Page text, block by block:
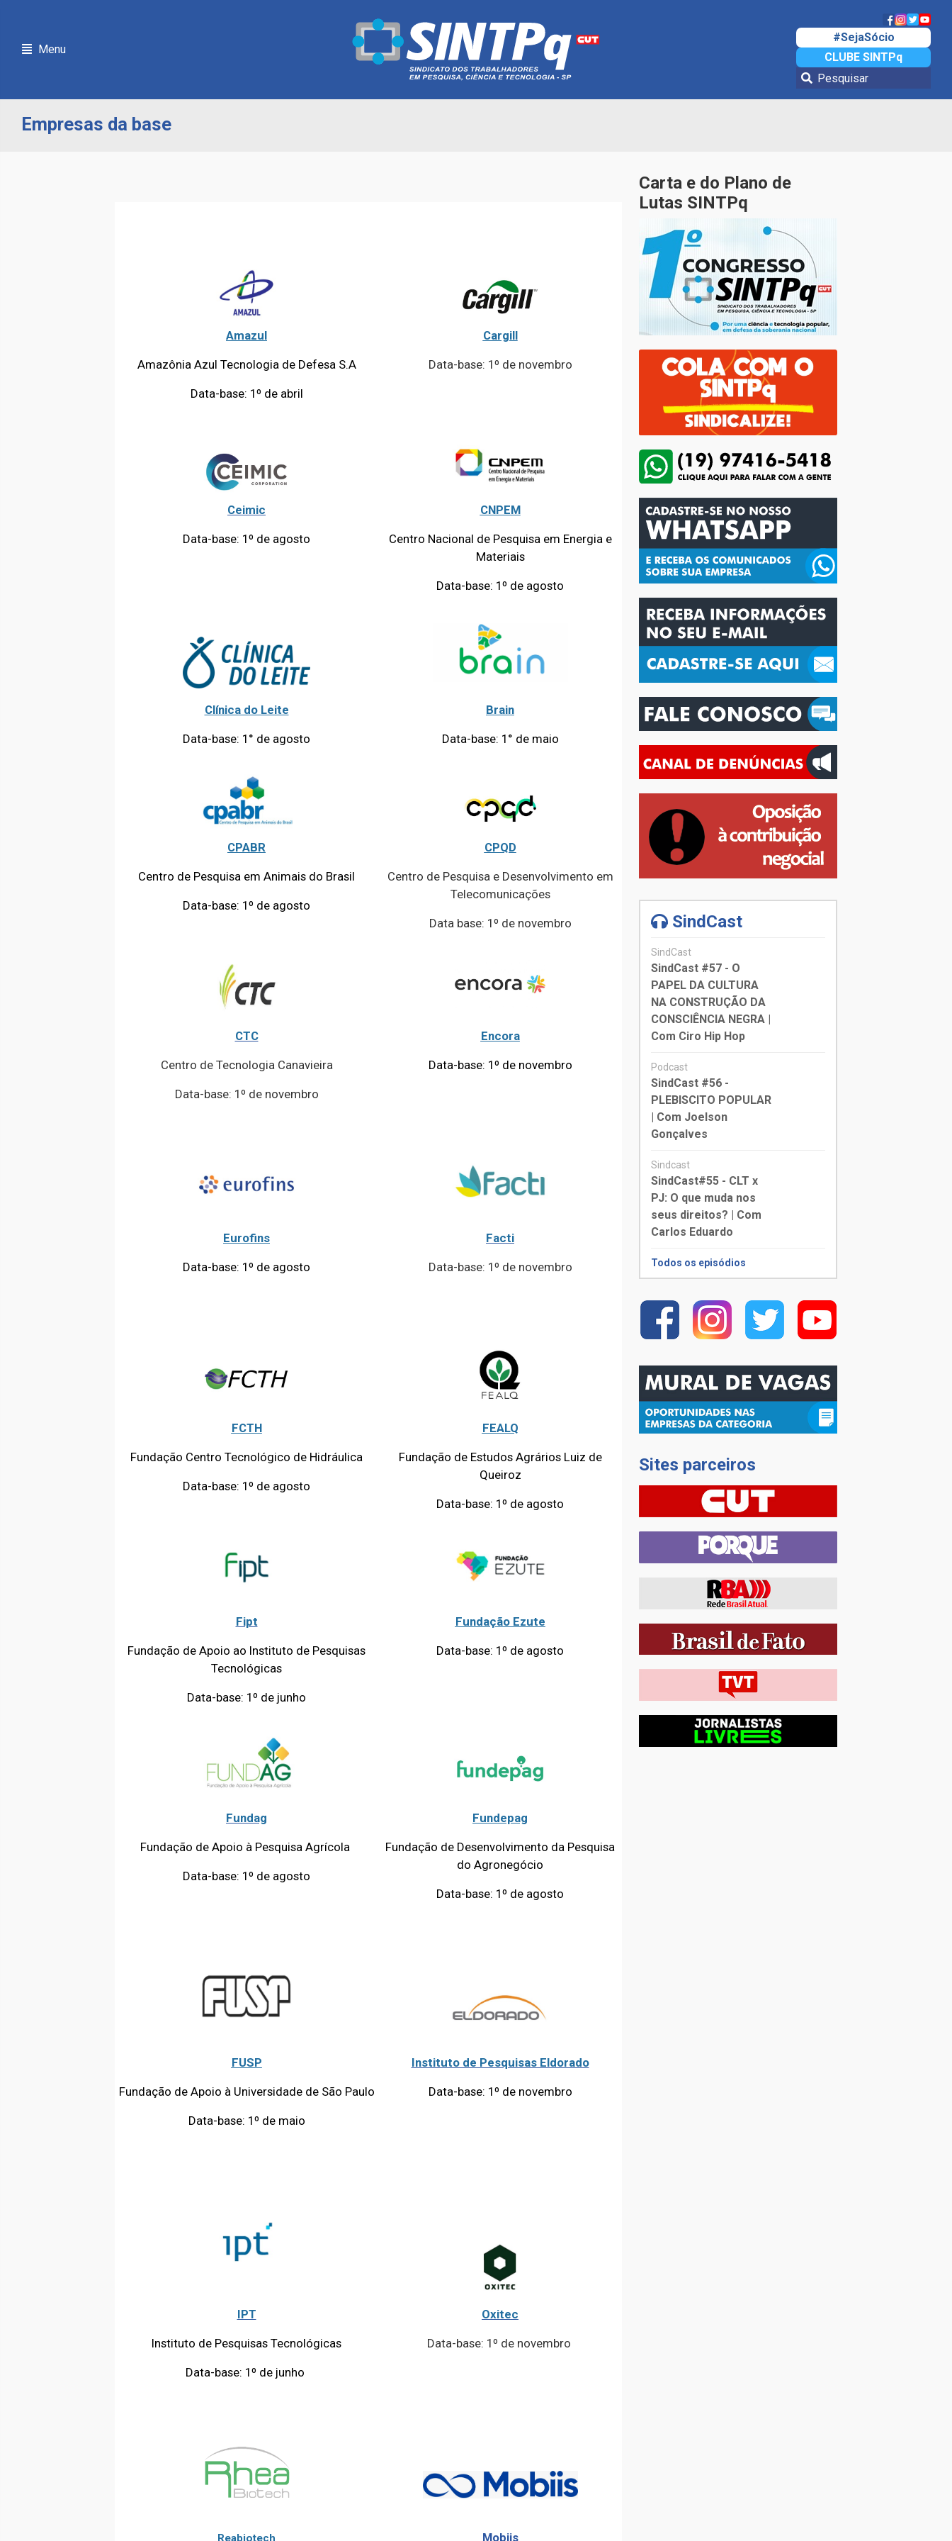
Menu
#SejaSócio
CLUBE SINTPq
Empresas da base
Amazul
Amazônia Azul Tecnologia de Defesa S.A
Data-base: 1º de abril
Cargill
Data-base: 1º de novembro
Ceimic
Data-base: 1º de agosto
CNPEM
Centro Nacional de Pesquisa em Energia e
Materiais
Data-base: 1º de agosto
Clínica do Leite
Data-base: 1° de agosto
Brain
Data-base: 1° de maio
CPABR
Centro de Pesquisa em Animais do Brasil
Data-base: 1º de agosto
CPQD
Centro de Pesquisa e Desenvolvimento em
Telecomunicações
Data base: 1º de novembro
CTC
Centro de Tecnologia Canavieira
Data-base: 1º de novembro
Encora
Data-base: 1º de novembro
Eurofins
Data-base: 1º de agosto
Facti
Data-base: 1º de novembro
FCTH
Fundação Centro Tecnológico de Hidráulica
Data-base: 1º de agosto
FEALQ
Fundação de Estudos Agrários Luiz de
Queiroz
Data-base: 1º de agosto
Fipt
Fundação de Apoio ao Instituto de Pesquisas
Tecnológicas
Data-base: 1º de junho
Fundação Ezute
Data-base: 1º de agosto
Fundag
Fundação de Apoio à Pesquisa Agrícola
Data-base: 1º de agosto
Fundepag
Fundação de Desenvolvimento da Pesquisa
do Agronegócio
Data-base: 1º de agosto
FUSP
Fundação de Apoio à Universidade de São Paulo
Data-base: 1º de maio
Instituto de Pesquisas Eldorado
Data-base: 1º de novembro
IPT
Instituto de Pesquisas Tecnológicas
Data-base: 1º de junho
Oxitec
Data-base: 1º de novembro
Reabiotech Mobiis
Carta e do Plano de
Lutas SINTPq
SindCast
SindCast
SindCast #57 - O
PAPEL DA CULTURA
NA CONSTRUÇÃO DA
CONSCIÊNCIA NEGRA |
Com Ciro Hip Hop
Podcast
SindCast #56 -
PLEBISCITO POPULAR
| Com Joelson
Gonçalves
Sindcast
SindCast#55 - CLT x
PJ: O que muda nos
seus direitos? | Com
Carlos Eduardo
Todos os episódios
Sites parceiros